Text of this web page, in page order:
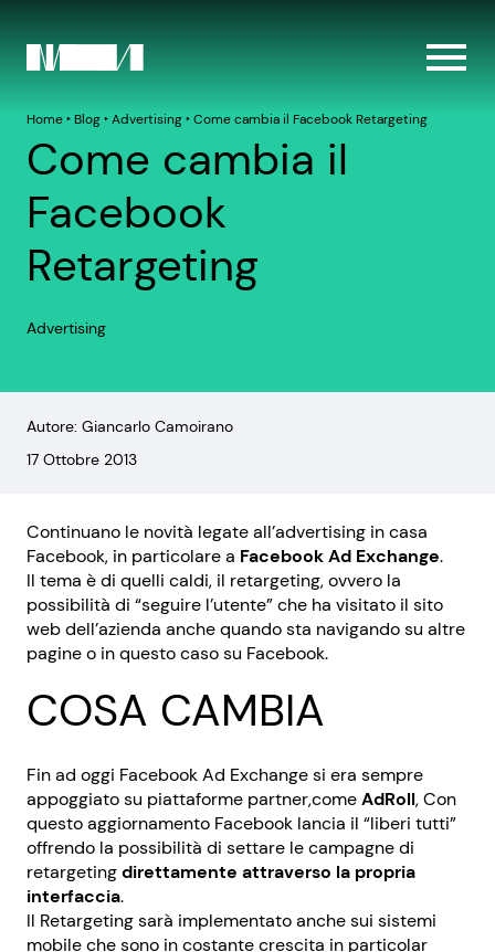
Home‣ Blog‣Advertising‣Come cambia il Facebook Retargeting
Come cambia il
Facebook
Retargeting
Advertising
Autore: Giancarlo Camoirano
17 Ottobre 2013
Continuano le novità legate all’advertising in casa
Facebook, in particolare a Facebook Ad Exchange.
Il tema è di quelli caldi, il retargeting, ovvero la
possibilità di “seguire l’utente” che ha visitato il sito
web dell’azienda anche quando sta navigando su altre
pagine o in questo caso su Facebook.
COSA CAMBIA
Fin ad oggi Facebook Ad Exchange si era sempre
appoggiato su piattaforme partner,comeAdRoll, Con
questo aggiornamento Facebook lancia il “liberi tutti”
offrendo la possibilità di settare le campagne di
retargetingdirettamente attraverso la propria
interfaccia.
Il Retargeting sarà implementato anche sui sistemi
mobile che sono in costante crescita in particolar